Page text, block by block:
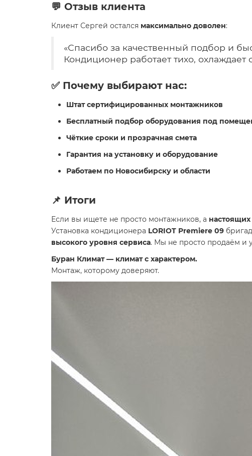
💬 Отзыв клиента
Клиент Сергей остался максимально доволен:
«Спасибо за качественный подбор и
Кондиционер работает тихо,
✅ Почему выбирают нас:
Штат сертифицированных монтажников
Бесплатный подбор оборудования под
Чёткие сроки и прозрачная смета
Гарантия на установку и оборудование
Работаем по Новосибирску и области
📌 Итоги
Если вы ищете не просто монтажников, а
Установка кондиционера LORIOT Premiere 09
высокого уровня сервиса. Мы не просто продаём и
Буран Климат — климат с характером.
Монтаж, которому доверяют.